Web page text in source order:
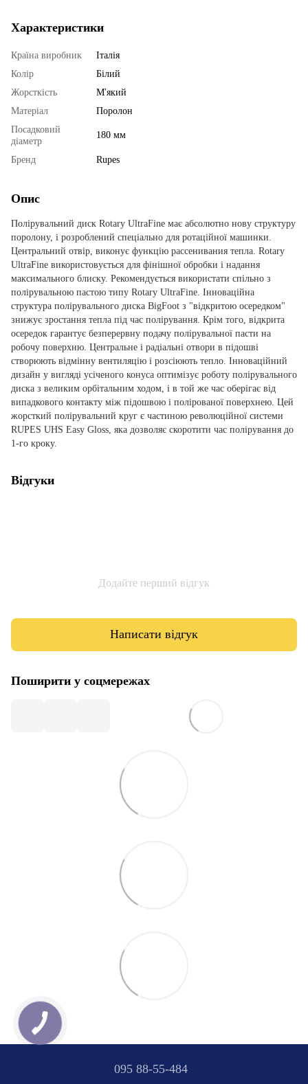
Характеристики
Країна виробник
Італія
Колір
Білий
Жорсткість
М'який
Матеріал
Поролон
Посадковий
діаметр
180 мм
Бренд Rupes
Опис
Полірувальний диск Rotary UltraFine має абсолютно нову структуру
поролону, і розроблений спеціально для ротаційної машинки.
Центральний отвір, виконує функцію рассенивания тепла. Rotary
UltraFine використовується для фінішної обробки і надання
максимального блиску. Рекомендується використати спільно з
полірувальною пастою типу Rotary UltraFine. Інноваційна
структура полірувального диска BigFoot з "відкритою осередком"
знижує зростання тепла під час полірування. Крім того, відкрита
осередок гарантує безперервну подачу полірувальної пасти на
робочу поверхню. Центральне і радіальні отвори в підошві
створюють відмінну вентиляцію і розсіюють тепло. Інноваційний
дизайн у вигляді усіченого конуса оптимізує роботу полірувального
диска з великим орбітальним ходом, і в той же час оберігає від
випадкового контакту між підошвою і полірованої поверхнею. Цей
жорсткий полірувальний круг є частиною революційної системи
RUPES UHS Easy Gloss, яка дозволяє скоротити час полірування до
1-го кроку.
Відгуки
Додайте перший відгук
Написати відгук
Поширити у соцмережах
095 88-55-484